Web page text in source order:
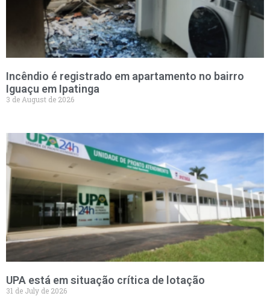
Incêndio é registrado em apartamento no bairro
Iguaçu em Ipatinga
3 de August de 2026
UPA está em situação crítica de lotação
31 de July de 2026